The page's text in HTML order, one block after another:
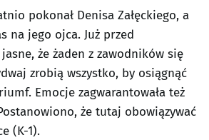
pokonał Denisa Załęckiego, a
na jego ojca. Już przed
że żaden z zawodników się
zrobią wszystko, by osiągnąć
Emocje zagwarantowała też
że tutaj obowiązywać
(K-1).